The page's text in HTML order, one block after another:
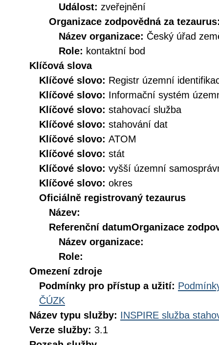
Událost: zveřejnění
Organizace zodpovědná za
Název organizace: Český úřad
Role: kontaktní bod
Klíčová slova
Klíčové slovo: Registr územní
Klíčové slovo: Informační systém
Klíčové slovo: stahovací služba
Klíčové slovo: stahování dat
Klíčové slovo: ATOM
Klíčové slovo: stát
Klíčové slovo: vyšší územní
Klíčové slovo: okres
Oficiálně registrovaný tezaurus
Název:
Referenční datumOrganizace
Název organizace:
Role:
Omezení zdroje
Podmínky pro přístup a užití:
ČÚZK
Název typu služby: INSPIRE služba
Verze služby: 3.1